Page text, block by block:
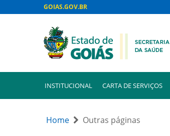
GOIAS.GOV.BR
INSTITUCIONAL CARTA DE SERVIÇOS
Home Outras páginas